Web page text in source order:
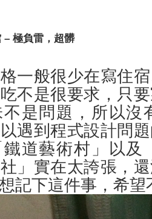
– 極負雷，超髒
一般很少在寫住
不是很要求，只
是問題，所以沒
遇到程式設計問
道藝術村」以及
社」實在太誇張，
記下這件事，希